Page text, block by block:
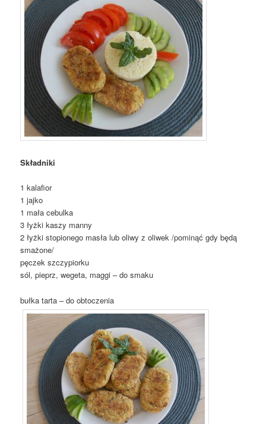
Składniki
1 kalafior
1 jajko
1 mała cebulka
3 łyżki kaszy manny
2 łyżki stopionego masła lub oliwy z oliwek /pominąć gdy będą
smażone/
pęczek szczypiorku
sól, pieprz, wegeta, maggi – do smaku
bułka tarta – do obtoczenia